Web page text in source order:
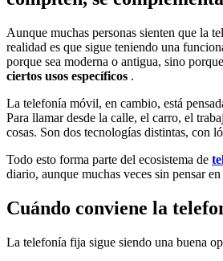
Aunque muchas personas sienten que la
realidad es que sigue teniendo una
porque sea moderna o antigua, sino porque
ciertos usos específicos .
La telefonía móvil, en cambio, está
Para llamar desde la calle, el carro, el
cosas. Son dos tecnologías distintas, con
Todo esto forma parte del ecosistema de
diario, aunque muchas veces sin pensar
Cuándo conviene la
La telefonía fija sigue siendo una buena